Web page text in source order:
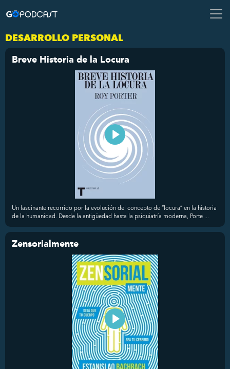
DESARROLLO PERSONAL
Breve Historia de la Locura
Un fascinante recorrido por la evolución del concepto de “locura” en la historia
de la humanidad. Desde la antigüedad hasta la psiquiatría moderna, Porte ...
Zensorialmente